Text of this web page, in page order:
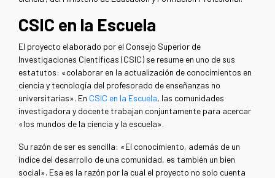
CSIC en la Escuela
El proyecto elaborado por el Consejo Superior de
Investigaciones Científicas (CSIC) se resume en uno de sus
estatutos: «colaborar en la actualización de conocimientos en
ciencia y tecnología del profesorado de enseñanzas no
universitarias». En CSIC en la Escuela, las comunidades
investigadora y docente trabajan conjuntamente para acercar
«los mundos de la ciencia y la escuela».
Su razón de ser es sencilla: «El conocimiento, además de un
índice del desarrollo de una comunidad, es también un bien
social». Esa es la razón por la cual el proyecto no solo cuenta